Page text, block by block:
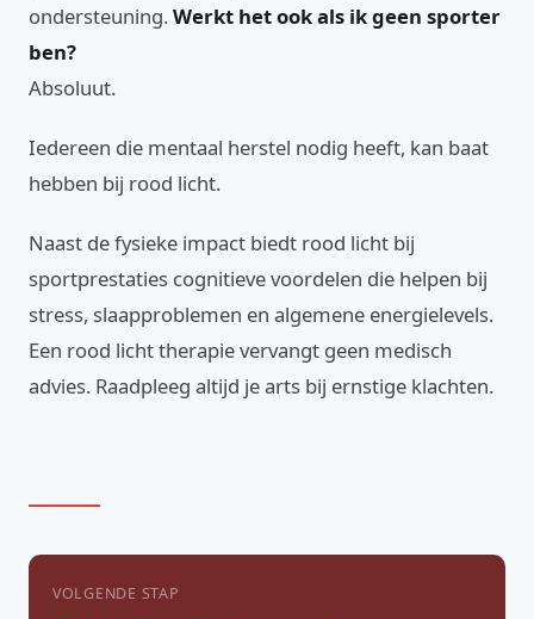
ondersteuning.Werkt het ook als ik geen sporter
ben?
Absoluut.
Iedereen die mentaal herstel nodig heeft, kan baat
hebben bij rood licht.
Naast de fysieke impact biedt rood licht bij
sportprestaties cognitieve voordelen die helpen bij
stress, slaapproblemen en algemene energielevels.
Een rood licht therapie vervangt geen medisch
advies. Raadpleeg altijd je arts bij ernstige klachten.
VOLGENDE STAP